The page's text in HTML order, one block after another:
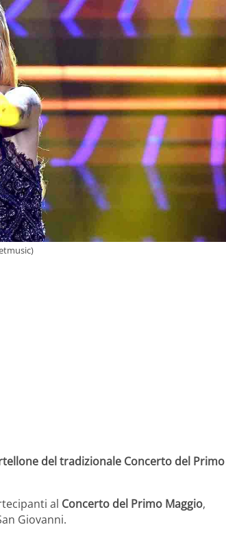
del tradizionale Concerto del Primo
al Concerto del Primo Maggio,
Giovanni.